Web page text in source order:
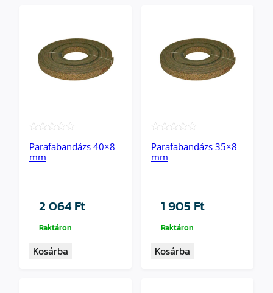
Parafabandázs 40×8
mm
2 064Ft
Raktáron
Kosárba
Parafabandázs 35×8
mm
1 905 Ft
Raktáron
Kosárba